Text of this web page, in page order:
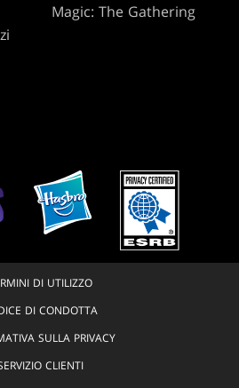
Magic: The Gathering
DI UTILIZZO
DI CONDOTTA
SULLA PRIVACY
CLIENTI